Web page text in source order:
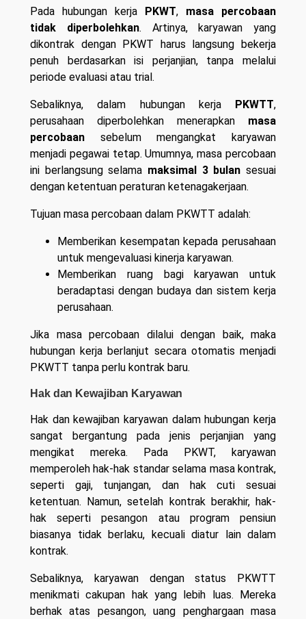
Pada hubungan kerja PKWT, masa percobaan
tidak diperbolehkan. Artinya, karyawan yang
dikontrak dengan PKWT harus langsung bekerja
penuh berdasarkan isi perjanjian, tanpa melalui
periode evaluasi atau trial.
Sebaliknya, dalam hubungan kerja PKWTT,
perusahaan diperbolehkan menerapkan masa
percobaan sebelum mengangkat karyawan
menjadi pegawai tetap. Umumnya, masa percobaan
ini berlangsung selama maksimal 3 bulan sesuai
dengan ketentuan peraturan ketenagakerjaan.
Tujuan masa percobaan dalam PKWTT adalah:
Memberikan kesempatan kepada perusahaan
untuk mengevaluasi kinerja karyawan.
Memberikan ruang bagi karyawan untuk
beradaptasi dengan budaya dan sistem kerja
perusahaan.
Jika masa percobaan dilalui dengan baik, maka
hubungan kerja berlanjut secara otomatis menjadi
PKWTT tanpa perlu kontrak baru.
Hak dan Kewajiban Karyawan
Hak dan kewajiban karyawan dalam hubungan kerja
sangat bergantung pada jenis perjanjian yang
mengikat mereka. Pada PKWT, karyawan
memperoleh hak-hak standar selama masa kontrak,
seperti gaji, tunjangan, dan hak cuti sesuai
ketentuan. Namun, setelah kontrak berakhir, hak-
hak seperti pesangon atau program pensiun
biasanya tidak berlaku, kecuali diatur lain dalam
kontrak.
Sebaliknya, karyawan dengan status PKWTT
menikmati cakupan hak yang lebih luas. Mereka
berhak atas pesangon, uang penghargaan masa